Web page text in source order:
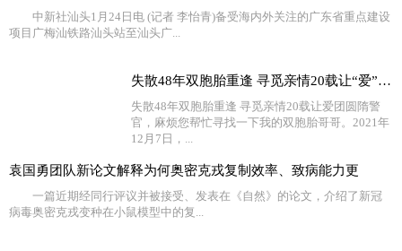
中新社汕头1月24日电 (记者 李怡青)备受海内外关注的广东省重点建设
项目广梅汕铁路汕头站至汕头广...
失散48年双胞胎重逢 寻觅亲情20载让“爱”团圆
失散48年双胞胎重逢 寻觅亲情20载让爱团圆隋警
官，麻烦您帮忙寻找一下我的双胞胎哥哥。2021年
12月7日，...
袁国勇团队新论文解释为何奥密克戎复制效率、致病能力更
一篇近期经同行评议并被接受、发表在《自然》的论文，介绍了新冠
病毒奥密克戎变种在小鼠模型中的复...